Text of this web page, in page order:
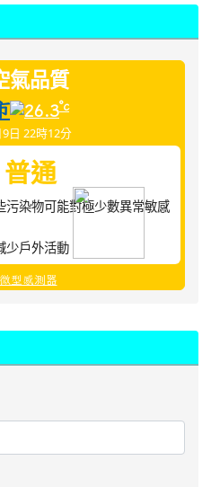
氣品質
26.3°c
日 22時12分
普通
污染物可能對極少數異常敏感
少戶外活動
型感測器